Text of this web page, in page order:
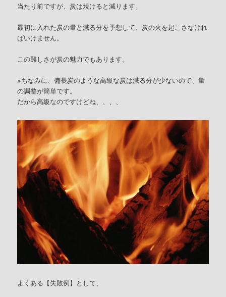
当たり前ですが、炭は焼けると減ります。
最初に入れた炭の量と減る分を予想して、炭の火を起こさなけれ
ばいけません。
この難しさが炭の魅力でもあります。
※ちなみに、備長炭のような高級な炭は減る分が少ないので、量
の調整が簡単です。
だから高級なのですけどね、、、、
よくある【失敗例】として、